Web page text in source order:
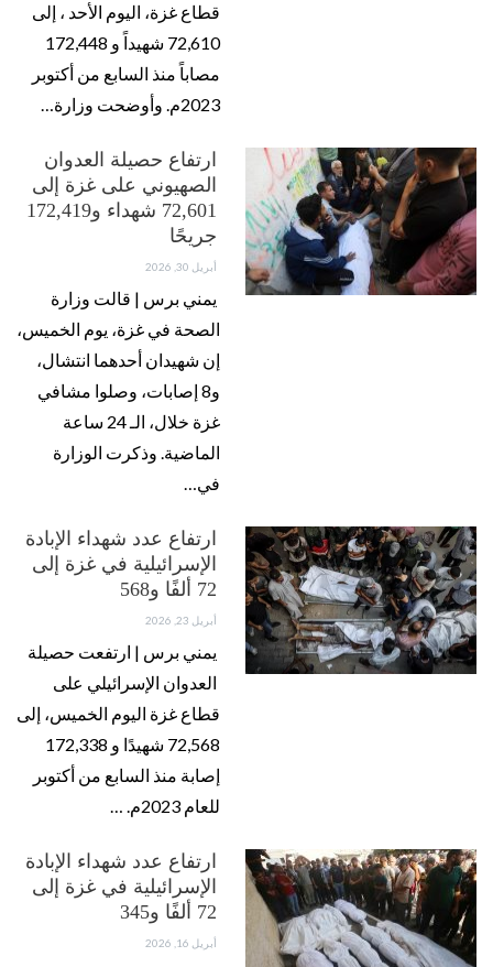
قطاع غزة، اليوم الأحد ، إلى
72,610 شهيداً و 172,448
مصاباً منذ السابع من أكتوبر
2023م. وأوضحت وزارة…
ارتفاع حصيلة العدوان
الصهيوني على غزة إلى
72,601 شهداء و172,419
جريحًا
أبريل 30, 2026
يمني برس | قالت وزارة
الصحة في غزة، يوم الخميس،
إن شهيدان أحدهما انتشال،
و8 إصابات، وصلوا مشافي
غزة خلال، الـ 24 ساعة
الماضية. وذكرت الوزارة
في…
ارتفاع عدد شهداء الإبادة
الإسرائيلية في غزة إلى
72 ألفًا و568
أبريل 23, 2026
يمني برس | ارتفعت حصيلة
العدوان الإسرائيلي على
قطاع غزة اليوم الخميس، إلى
72,568 شهيدًا و 172,338
إصابة منذ السابع من أكتوبر
للعام 2023م. …
ارتفاع عدد شهداء الإبادة
الإسرائيلية في غزة إلى
72 ألفًا و345
أبريل 16, 2026